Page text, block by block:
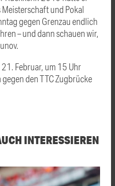
Meisterschaft und Pokal
gegen Grenzau endlich
– und dann schauen wir,
Februar, um 15 Uhr
gegen den TTC Zugbrücke
INTERESSIEREN